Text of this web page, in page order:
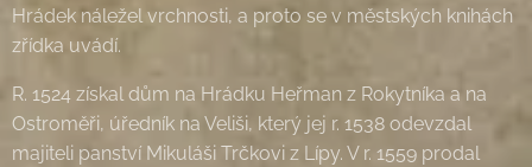
Hrádek náležel vrchnosti, a proto se v městských knihách
zřídka uvádí.
R. 1524 získal dům na Hrádku Heřman z Rokytníka a na
Ostroměři, úředník na Veliši, který jej r. 1538 odevzdal
majiteli panství Mikuláši Trčkovi z Lípy. V r. 1559 prodal